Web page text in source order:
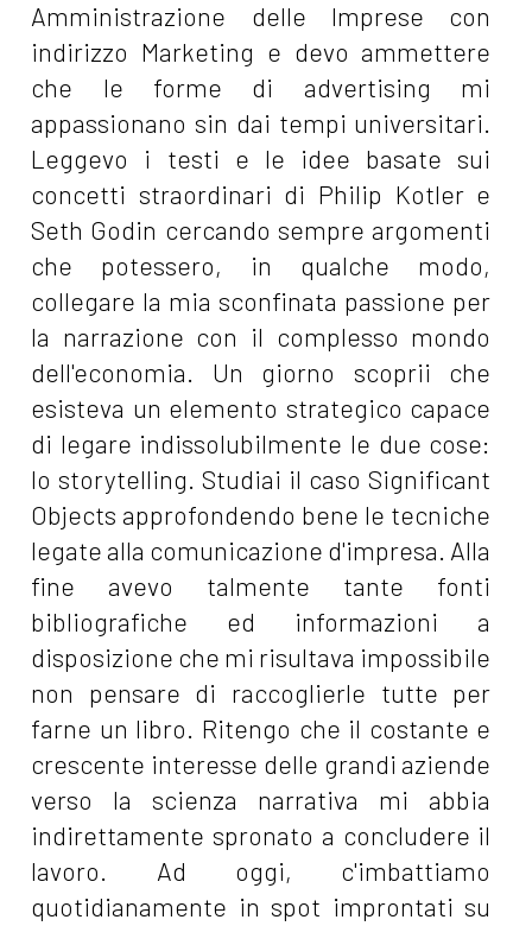
Amministrazione delle Imprese con
indirizzo Marketing e devo ammettere
che le forme di advertising mi
appassionano sin dai tempi universitari.
Leggevo i testi e le idee basate sui
concetti straordinari di Philip Kotler e
Seth Godin cercando sempre argomenti
che potessero, in qualche modo,
collegare la mia sconfinata passione per
la narrazione con il complesso mondo
dell'economia. Un giorno scoprii che
esisteva un elemento strategico capace
di legare indissolubilmente le due cose:
lo storytelling. Studiai il caso Significant
Objects approfondendo bene le tecniche
legate alla comunicazione d'impresa. Alla
fine avevo talmente tante fonti
bibliografiche ed informazioni a
disposizione che mi risultava impossibile
non pensare di raccoglierle tutte per
farne un libro. Ritengo che il costante e
crescente interesse delle grandi aziende
verso la scienza narrativa mi abbia
indirettamente spronato a concludere il
lavoro. Ad oggi, c'imbattiamo
quotidianamente in spot improntati su